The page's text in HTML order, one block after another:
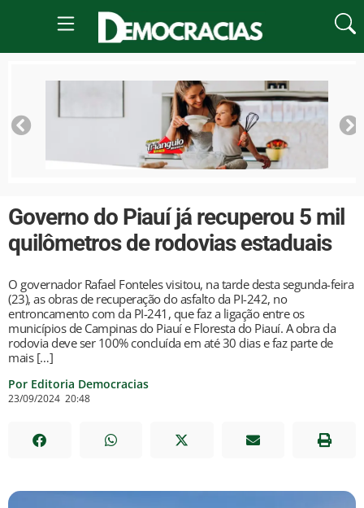
Governo do Piauí já recuperou 5 mil
quilômetros de rodovias estaduais
O governador Rafael Fonteles visitou, na tarde desta segunda-feira
(23), as obras de recuperação do asfalto da PI-242, no
entroncamento com da PI-241, que faz a ligação entre os
municípios de Campinas do Piauí e Floresta do Piauí. A obra da
rodovia deve ser 100% concluída em até 30 dias e faz parte de
mais […]
Por Editoria Democracias
23/09/2024 20:48